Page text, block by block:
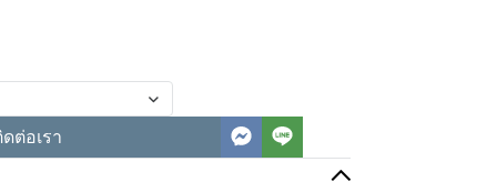
ต่อเรา